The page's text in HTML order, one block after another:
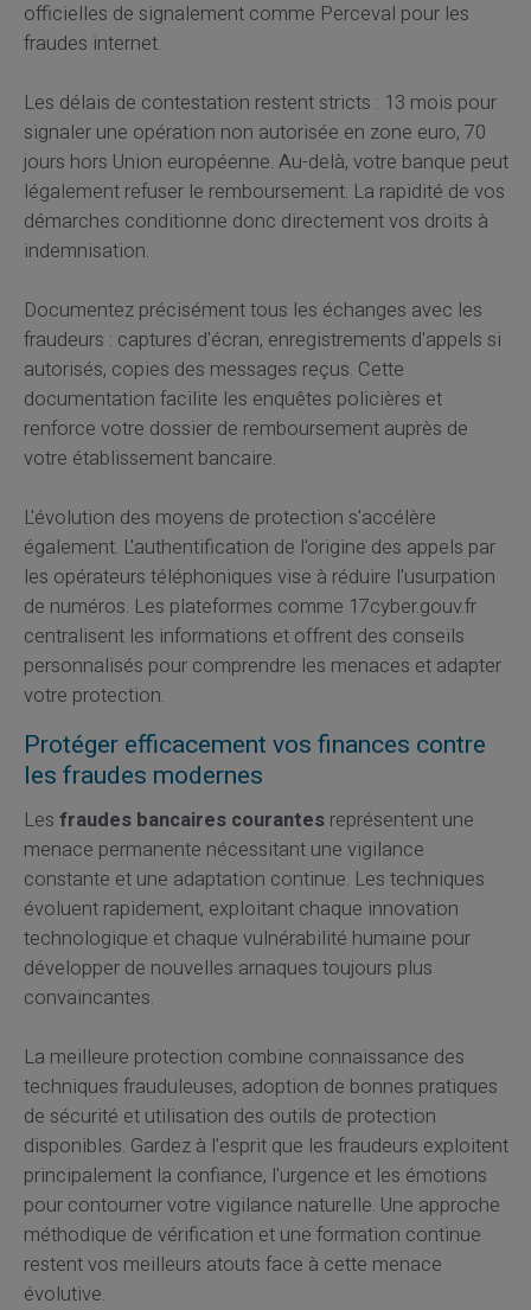
officielles de signalement comme Perceval pour les
fraudes internet.
Les délais de contestation restent stricts : 13 mois pour
signaler une opération non autorisée en zone euro, 70
jours hors Union européenne. Au-delà, votre banque peut
légalement refuser le remboursement. La rapidité de vos
démarches conditionne donc directement vos droits à
indemnisation.
Documentez précisément tous les échanges avec les
fraudeurs : captures d'écran, enregistrements d'appels si
autorisés, copies des messages reçus. Cette
documentation facilite les enquêtes policières et
renforce votre dossier de remboursement auprès de
votre établissement bancaire.
L'évolution des moyens de protection s'accélère
également. L'authentification de l'origine des appels par
les opérateurs téléphoniques vise à réduire l'usurpation
de numéros. Les plateformes comme 17cyber.gouv.fr
centralisent les informations et offrent des conseils
personnalisés pour comprendre les menaces et adapter
votre protection.
Protéger efficacement vos finances contre
les fraudes modernes
Les fraudes bancaires courantesreprésentent une
menace permanente nécessitant une vigilance
constante et une adaptation continue. Les techniques
évoluent rapidement, exploitant chaque innovation
technologique et chaque vulnérabilité humaine pour
développer de nouvelles arnaques toujours plus
convaincantes.
La meilleure protection combine connaissance des
techniques frauduleuses, adoption de bonnes pratiques
de sécurité et utilisation des outils de protection
disponibles. Gardez à l'esprit que les fraudeurs exploitent
principalement la confiance, l'urgence et les émotions
pour contourner votre vigilance naturelle. Une approche
méthodique de vérification et une formation continue
restent vos meilleurs atouts face à cette menace
évolutive.